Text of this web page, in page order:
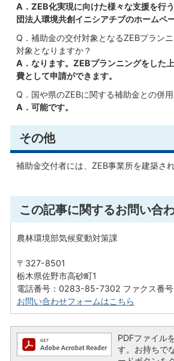
A．ZEB化実現に向けた様々な支援を行
団法人環境共創イニシアチブのホームペ
Q．補助金の交付対象となるZEBプラン
対象となりますか？
A．なります。ZEBプランニングをした
費として申請ができます。
Q．国や県のZEBに関する補助金との併
A．可能です。
その他
補助金交付者には、ZEB事業所を建築さ
この記事に関するお問い合
農林環境部気候変動対策課
〒327-8501
栃木県佐野市高砂町1
電話番号：0283-85-7302 ファクス番
お問い合わせフォームはこちら
PDFファイル
す。お持ちで